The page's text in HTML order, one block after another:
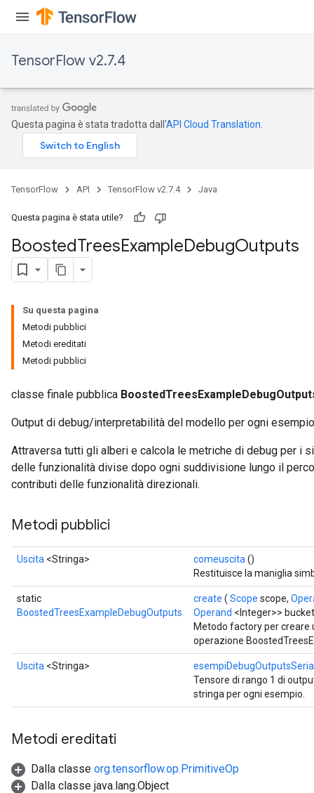
TensorFlow v2.7.4
Questa pagina è stata tradotta dall'API Cloud Translation
TensorFlow API TensorFlow v2.7.4 Java
Questa pagina è stata utile?
BoostedTreesExampleDebugOutputs
Su questa pagina
Metodi pubblici
Metodi ereditati
Metodi pubblici
classe finale pubblica
Output di debug/interpretabilità del modello per ogni
Attraversa tutti gli alberi e calcola le metriche di debug per i
delle funzionalità divise dopo ogni suddivisione lungo il
contributi delle funzionalità direzionali.
Metodi pubblici
Uscita <Stringa> comeuscita ()
Restituisce la maniglia
static
BoostedTreesExampleDebugOutputs
create ( Scope scope,
Operand <Integer>>
Metodo factory per creare
operazione
Uscita <Stringa>
Tensore di rango 1 di
stringa per ogni esempio.
Metodi ereditati
Dalla classe org.tensorflow.op.PrimitiveOp
Dalla classe java.lang.Object